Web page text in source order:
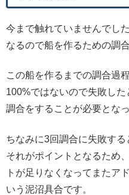
今まで触れていませんでし
なるので船を作るための調
この船を作るまでの調合過
100%ではないので失敗し
調合をすることが必要とな
ちなみに3回調合に失敗す
それがポイントとなるため
トが足りなくなってまたア
いう泥沼具合です。